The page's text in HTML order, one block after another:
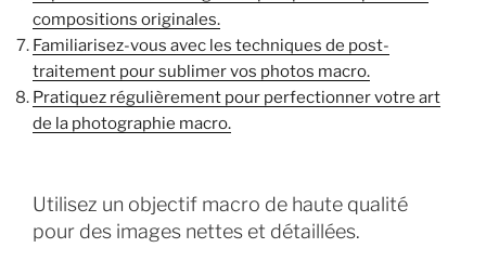
compositions originales.
Familiarisez-vous avec les techniques de post-
traitement pour sublimer vos photos macro.
Pratiquez régulièrement pour perfectionner votre art
de la photographie macro.
Utilisez un objectif macro de haute qualité
pour des images nettes et détaillées.